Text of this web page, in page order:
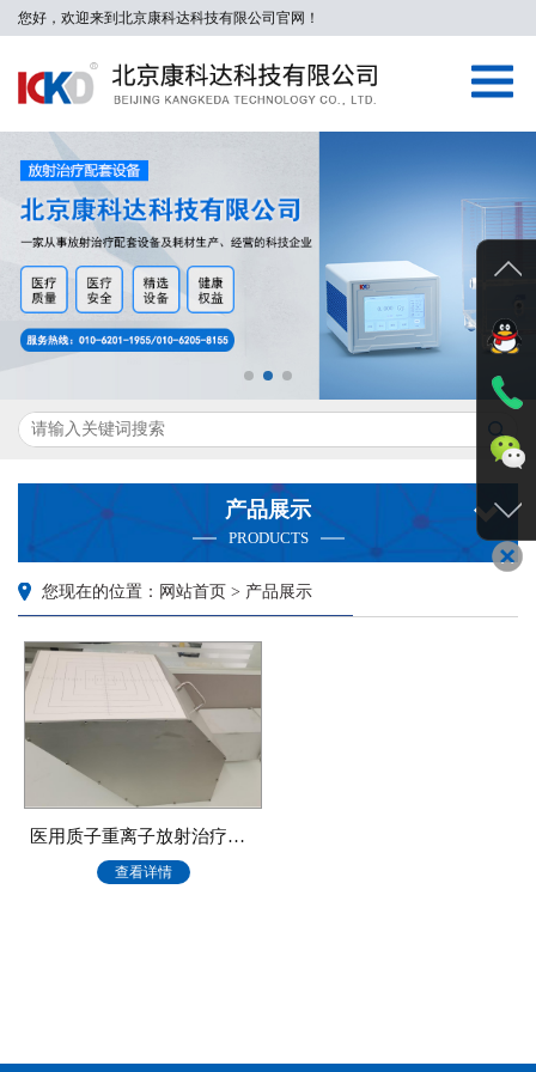
您好，欢迎来到北京康科达科技有限公司官网！
产品展示
PRODUCTS
您现在的位置：网站首页 > 产品展示
医用质子重离子放射治疗设备质量控制性能检测仪器
查看详情